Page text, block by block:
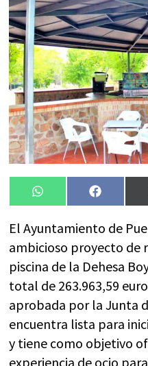
Compartir
en
WhatsApp
en
El Ayuntamiento de
ambicioso proyecto de
piscina de la Dehesa
total de 263.963,59
aprobada por la Junta
encuentra lista para
y tiene como objetivo
experiencia de ocio